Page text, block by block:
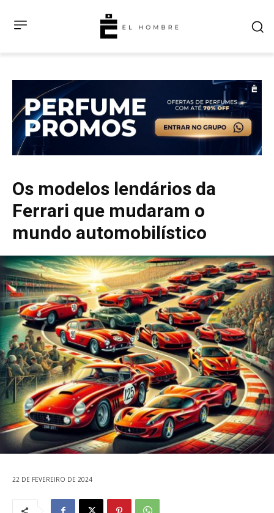
Os modelos lendários da
Ferrari que mudaram o
mundo automobilístico
22 DE FEVEREIRO DE 2024